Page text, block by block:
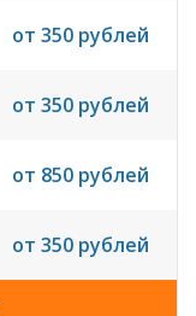
от 350 рублей
от 350 рублей
от 850 рублей
от 350 рублей